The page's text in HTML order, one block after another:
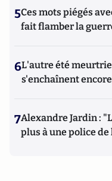
5Ces mots piégés
fait flamber la
6L'autre été
s'enchaînent
7Alexandre Jardin :
plus à une police de